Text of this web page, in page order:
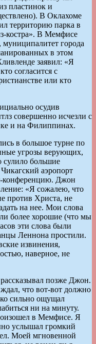
пластинок и
В Оклахоме
территорию парка в
костра». В Мемфисе
города
в этом
заявил: «Я
согласится с
или кто
осудив
совершенно исчезли с
и на Филиппинах.
в большое турне по
угрозы верующих,
сулило большие
аэропорт
конференцию. Джон
«Я сожалею, что
против Христа, не
на нее. Мои слова
более хорошие (что мы
эти слова были
Леннона простили.
извинения,
наверное, не
позже Джон.
что вот-вот должно
сильно ощущал
ни на минуту.
в Мемфисе. Я
услышал громкий
Моей мгновенной